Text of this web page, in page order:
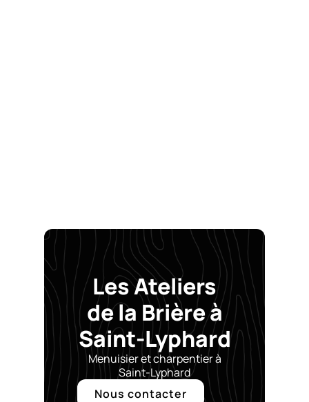
Les Ateliers
de la Brière à
Saint-Lyphard
Menuisier et charpentier à
Saint-Lyphard
Nous contacter